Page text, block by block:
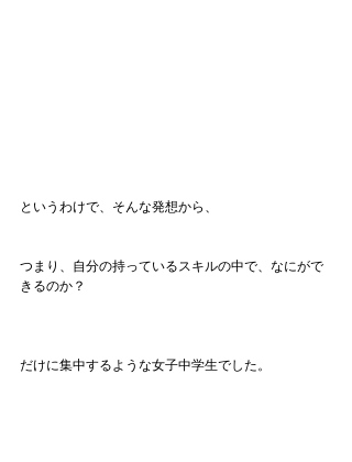
というわけで、そんな発想から、
つまり、自分の持っているスキルの中で、なにがで
きるのか？
だけに集中するような女子中学生でした。